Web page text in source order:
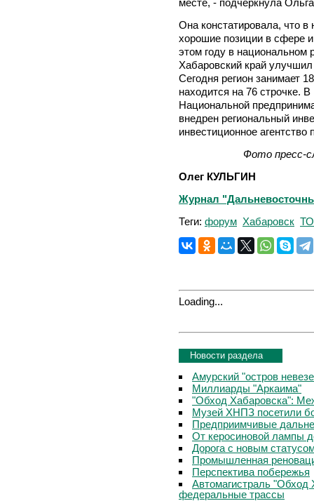
Она констатировала, что в
хорошие позиции в сфере
этом году в национальном
Хабаровский край
Сегодня регион занимает
находится на 76 строчке.
Национальной
внедрен региональный
инвестиционное агентство
Фото пресс-
Олег КУЛЬГИН
Журнал
Теги: форум Хабаровск
Loading...
Новости раздела
Амурский "остров
Миллиарды "Аркаима"
"Обход Хабаровска":
Музей ХНПЗ посетили
Предприимчивые
От керосиновой лампы
Дорога с новым
Промышленная
Перспектива побережья
Автомагистраль "Обход
федеральные трассы